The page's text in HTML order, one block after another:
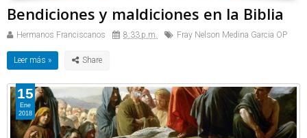
Bendiciones y maldiciones en la Biblia
Hermanos Franciscanos 8:33 p.m. Fray Nelson Medina Garcia OP
Leer más »
15
Ene
2018